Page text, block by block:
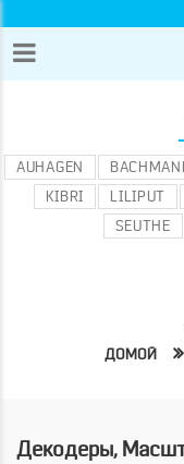
AUHAGEN
KIBRI
LILIPUT
SEUTHE
ДОМОЙ
Декодеры,